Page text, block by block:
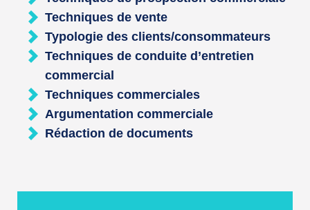
Techniques de vente
Typologie des clients/consommateurs
Techniques de conduite d’entretien
commercial
Techniques commerciales
Argumentation commerciale
Rédaction de documents